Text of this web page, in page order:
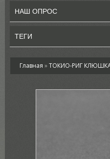
НАШ ОПРОС
ТЕГИ
Главная »ТОКИО-РИГ КЛЮШКА